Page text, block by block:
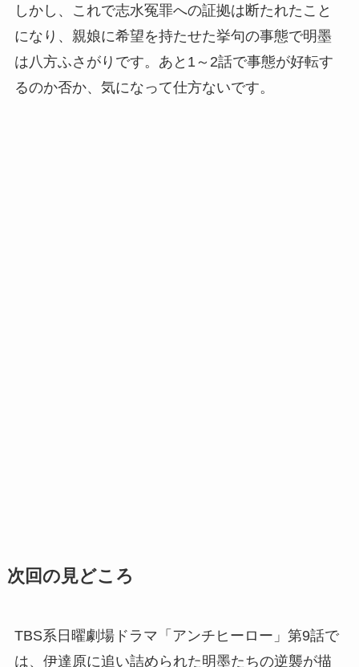
しかし、これで志水冤罪への証拠は断たれたこと
になり、親娘に希望を持たせた挙句の事態で明墨
は八方ふさがりです。あと1～2話で事態が好転す
るのか否か、気になって仕方ないです。
次回の見どころ
TBS系日曜劇場ドラマ「アンチヒーロー」第9話で
は、伊達原に追い詰められた明墨たちの逆襲が描